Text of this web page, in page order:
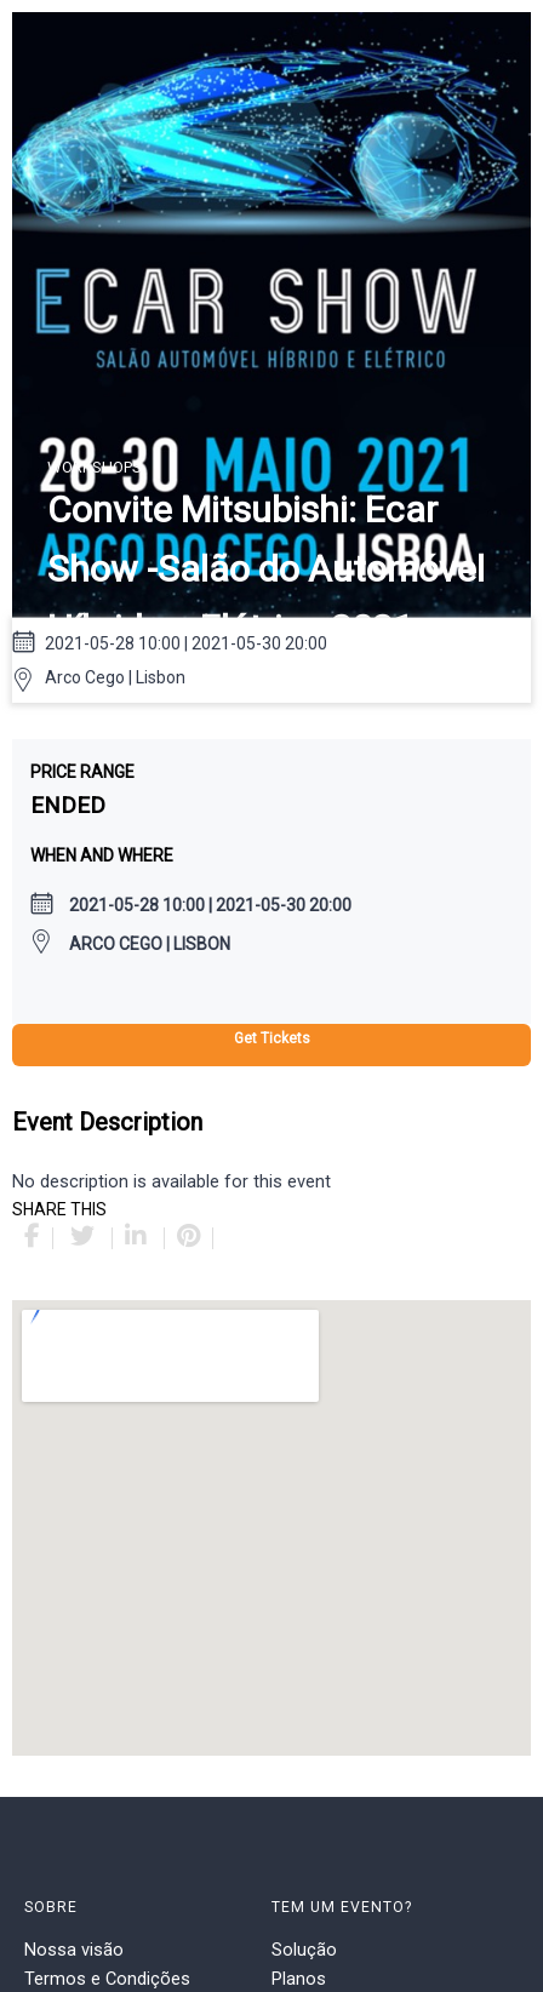
Skip
WORKSHOPS
Convite Mitsubishi: Ecar
Show -Salão do Automóvel
Híbrido e Elétrico 2021
2021-05-28 10:00 | 2021-05-30 20:00
Arco Cego | Lisbon
PRICE RANGE
ENDED
WHEN AND WHERE
2021-05-28 10:00 | 2021-05-30 20:00
ARCO CEGO | LISBON
Get Tickets
Event Description
No description is available for this event
SHARE THIS
SOBRE
Nossa visão
Termos e Condições
TEM UM EVENTO?
Solução
Planos